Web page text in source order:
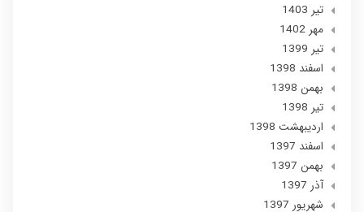
تير 1403
مهر 1402
تير 1399
اسفند 1398
بهمن 1398
تير 1398
ارديبهشت 1398
اسفند 1397
بهمن 1397
آذر 1397
شهریور 1397